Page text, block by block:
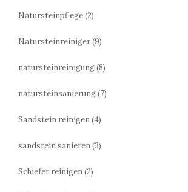
Natursteinpflege(2)
Natursteinreiniger(9)
natursteinreinigung(8)
natursteinsanierung(7)
Sandstein reinigen(4)
sandstein sanieren(3)
Schiefer reinigen(2)